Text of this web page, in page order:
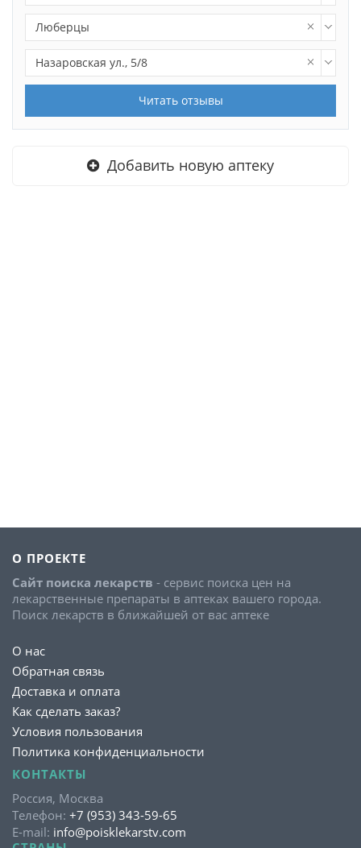
Люберцы
Назаровская ул., 5/8
Читать отзывы
Добавить новую аптеку
О ПРОЕКТЕ
Сайт поиска лекарств - сервис поиска цен на
лекарственные препараты в аптеках вашего города.
Поиск лекарств в ближайшей от вас аптеке
О нас
Обратная связь
Доставка и оплата
Как сделать заказ?
Условия пользования
Политика конфиденциальности
КОНТАКТЫ
Россия, Москва
Телефон: +7 (953) 343-59-65
E-mail: info@poisklekarstv.com